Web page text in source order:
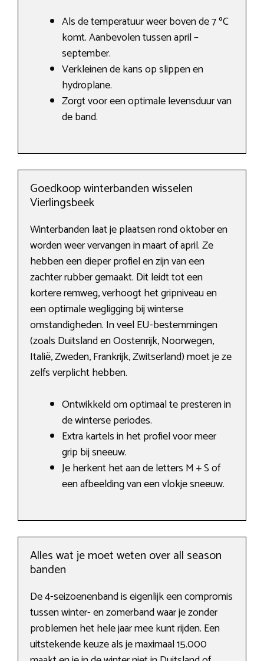
Als de temperatuur weer boven de 7 ºC
komt. Aanbevolen tussen april –
september.
Verkleinen de kans op slippen en
hydroplane.
Zorgt voor een optimale levensduur van
de band.
Goedkoop winterbanden wisselen
Vierlingsbeek
Winterbanden laat je plaatsen rond oktober en
worden weer vervangen in maart of april. Ze
hebben een dieper profiel en zijn van een
zachter rubber gemaakt. Dit leidt tot een
kortere remweg, verhoogt het gripniveau en
een optimale wegligging bij winterse
omstandigheden. In veel EU-bestemmingen
(zoals Duitsland en Oostenrijk, Noorwegen,
Italië, Zweden, Frankrijk, Zwitserland) moet je ze
zelfs verplicht hebben.
Ontwikkeld om optimaal te presteren in
de winterse periodes.
Extra kartels in het profiel voor meer
grip bij sneeuw.
Je herkent het aan de letters M + S of
een afbeelding van een vlokje sneeuw.
Alles wat je moet weten over all season
banden
De 4-seizoenenband is eigenlijk een compromis
tussen winter- en zomerband waar je zonder
problemen het hele jaar mee kunt rijden. Een
uitstekende keuze als je maximaal 15.000